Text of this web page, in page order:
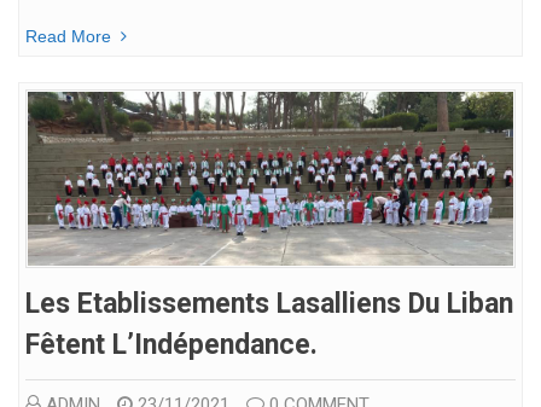
Read More
Les Etablissements Lasalliens Du Liban
Fêtent L’Indépendance.